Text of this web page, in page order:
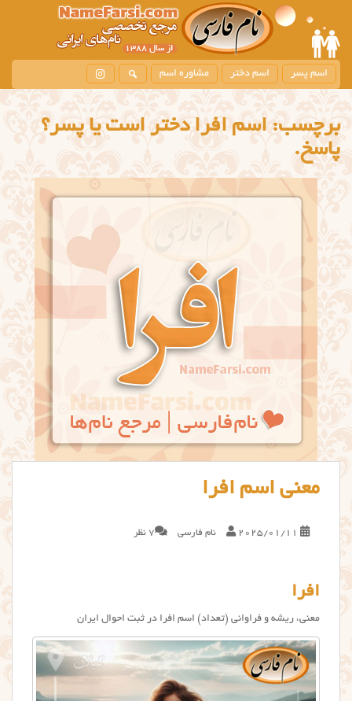
m
i
c
n
t
اسم پسر اسم دختر مشاوره اسم
برچسب:اسم افرا دختر است یا پسر؟
پاسخ.
معنی اسم افرا
2025/01/11 نام فارسی 7 نظر
افرا
معنی، ریشه و فراوانی (تعداد) اسم افرا در ثبت احوال ایران